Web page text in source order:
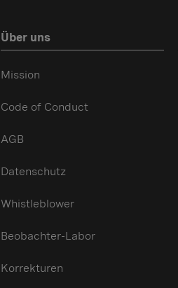
Über uns
Mission
Code of Conduct
AGB
Datenschutz
Whistleblower
Beobachter-Labor
Korrekturen